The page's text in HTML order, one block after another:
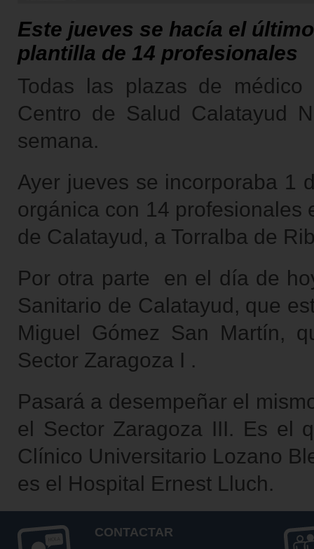
Este jueves se hacía el
plantilla de 14 profesionales
Todas las plazas de
Centro de Salud Calatayud
semana.
Ayer jueves se incorporaba 1
orgánica con 14 profesionales
de Calatayud, a Torralba de
Por otra parte en el día de
Sanitario de Calatayud, que
Miguel Gómez San Martín,
Sector Zaragoza I .
Pasará a desempeñar el
el Sector Zaragoza III. Es el
Clínico Universitario Lozano
es el Hospital Ernest Lluch.
CONTACTAR